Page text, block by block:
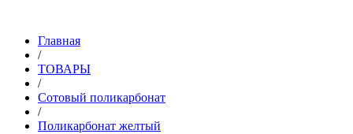
Главная
/
ТОВАРЫ
/
Сотовый поликарбонат
/
Поликарбонат желтый